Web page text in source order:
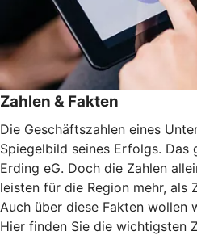
Zahlen & Fakten
Die Geschäftszahlen eines
Spiegelbild seines Erfolgs. Das
Erding eG. Doch die Zahlen
leisten für die Region mehr, als
Auch über diese Fakten wollen
Hier finden Sie die wichtigsten